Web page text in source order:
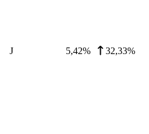
J 5,42% 32,33%